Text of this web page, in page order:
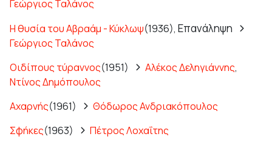
Γεώργιος Ταλάνος
Η θυσία του Αβραάμ - Κύκλωψ(1936), Επανάληψη
Γεώργιος Ταλάνος
Οιδίπους τύραννος(1951) Αλέκος Δεληγιάννης,
Ντίνος Δημόπουλος
Αχαρνής(1961)
Θόδωρος Ανδριακόπουλος
Σφήκες(1963)
Πέτρος Λοχαΐτης